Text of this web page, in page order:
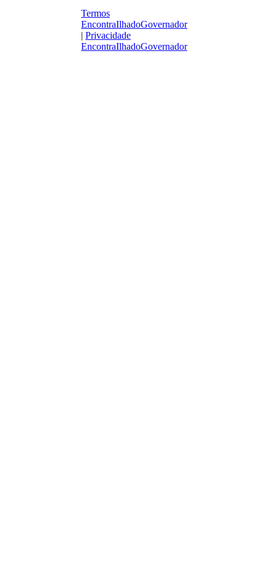
Termos
EncontraIlhadoGovernador
| Privacidade
EncontraIlhadoGovernador